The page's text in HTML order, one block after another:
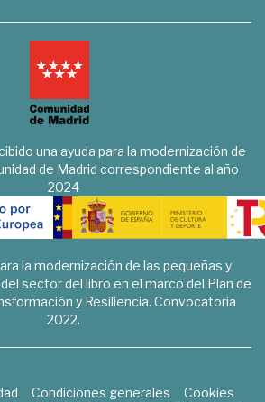
una ayuda para la modernización de
de Madrid correspondiente al año
2024
la modernización de las pequeñas y
sector del libro en el marco del Plan de
y Resiliencia. Convocatoria
2022.
Condiciones generales
Cookies